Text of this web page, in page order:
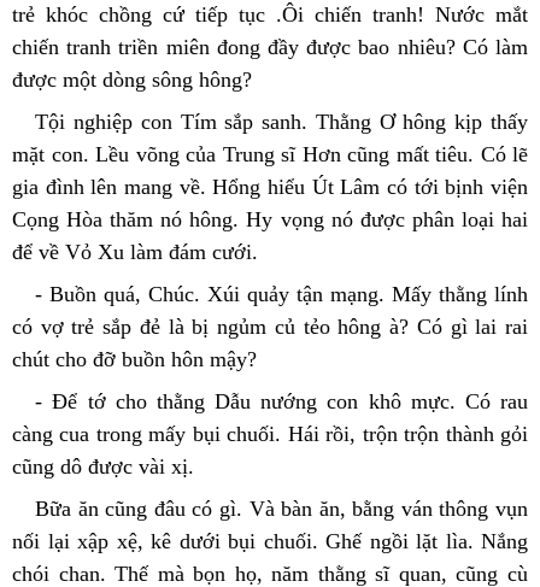
trẻ khóc chồng cứ tiếp tục .Ôi chiến tranh! Nước mắt
chiến tranh triền miên đong đầy được bao nhiêu? Có làm
được một dòng sông hông?
Tội nghiệp con Tím sắp sanh. Thằng Ơ hông kịp thấy
mặt con. Lều võng của Trung sĩ Hơn cũng mất tiêu. Có lẽ
gia đình lên mang về. Hổng hiểu Út Lâm có tới bịnh viện
Cọng Hòa thăm nó hông. Hy vọng nó được phân loại hai
để về Vỏ Xu làm đám cưới.
- Buồn quá, Chúc. Xúi quảy tận mạng. Mấy thằng lính
có vợ trẻ sắp đẻ là bị ngủm củ tẻo hông à? Có gì lai rai
chút cho đỡ buồn hôn mậy?
- Để tớ cho thằng Dẫu nướng con khô mực. Có rau
càng cua trong mấy bụi chuối. Hái rồi, trộn trộn thành gỏi
cũng dô được vài xị.
Bữa ăn cũng đâu có gì. Và bàn ăn, bằng ván thông vụn
nối lại xập xệ, kê dưới bụi chuối. Ghế ngồi lặt lìa. Nắng
chói chan. Thế mà bọn họ, năm thằng sĩ quan, cũng cù